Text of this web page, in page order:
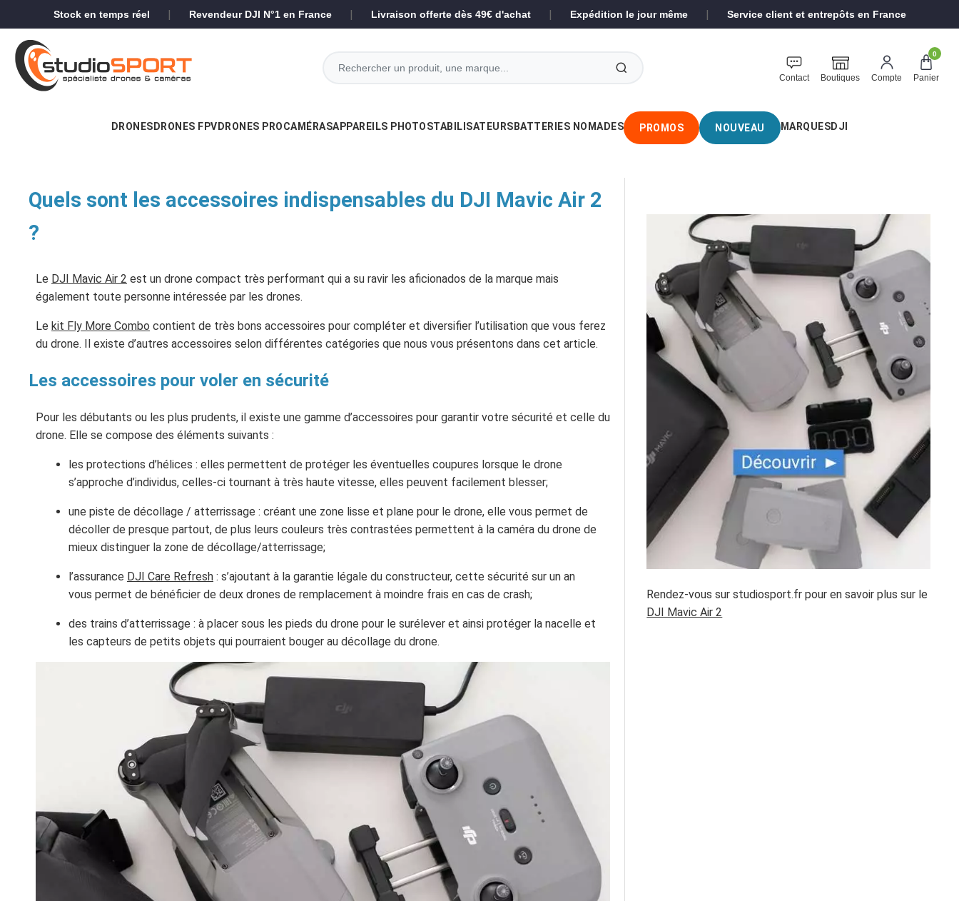
Stock en temps réel | Revendeur DJI N°1 en France | Livraison offerte dès 49€ d'achat | Expédition le jour même | Service client et entrepôts en France
Contact Boutiques Compte
0
Panier
DRONESDRONES FPVDRONES PROCAMÉRASAPPAREILS PHOTOSTABILISATEURSBATTERIES NOMADES PROMOS NOUVEAU MARQUESDJI
Quels sont les accessoires indispensables du DJI Mavic Air 2
?
Le DJI Mavic Air 2 est un drone compact très performant qui a su ravir les aficionados de la marque mais
également toute personne intéressée par les drones.
Le kit Fly More Combo contient de très bons accessoires pour compléter et diversifier l’utilisation que vous ferez
du drone. Il existe d’autres accessoires selon différentes catégories que nous vous présentons dans cet article.
Les accessoires pour voler en sécurité
Pour les débutants ou les plus prudents, il existe une gamme d’accessoires pour garantir votre sécurité et celle du
drone. Elle se compose des éléments suivants :
les protections d’hélices : elles permettent de protéger les éventuelles coupures lorsque le drone
s’approche d’individus, celles-ci tournant à très haute vitesse, elles peuvent facilement blesser;
une piste de décollage / atterrissage : créant une zone lisse et plane pour le drone, elle vous permet de
décoller de presque partout, de plus leurs couleurs très contrastées permettent à la caméra du drone de
mieux distinguer la zone de décollage/atterrissage;
l’assurance DJI Care Refresh : s’ajoutant à la garantie légale du constructeur, cette sécurité sur un an
vous permet de bénéficier de deux drones de remplacement à moindre frais en cas de crash;
des trains d’atterrissage : à placer sous les pieds du drone pour le surélever et ainsi protéger la nacelle et
les capteurs de petits objets qui pourraient bouger au décollage du drone.
Rendez-vous sur studiosport.fr pour en savoir plus sur le
DJI Mavic Air 2